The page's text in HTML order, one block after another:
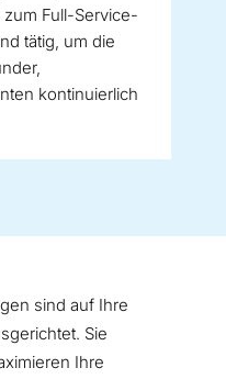
Full-Service-
tätig, um die
kontinuierlich
sind auf Ihre
Sie
Ihre